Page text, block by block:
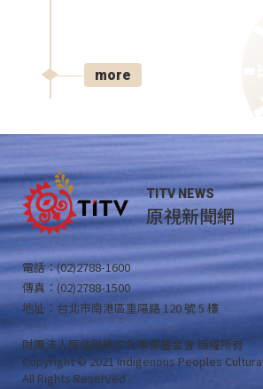
more
TITV NEWS
原視新聞網
電話：(02)2788-1600
傳真：(02)2788-1500
地址：台北市南港區重陽路 120 號 5 樓
財團法人原住民族文化事業基金會 版權所有
Copyright © 2021 Indigenous Peoples
All Rights Reserved .